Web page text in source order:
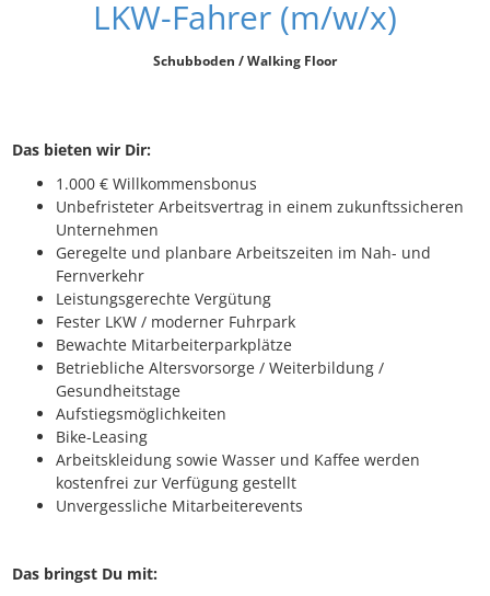
LKW-Fahrer (m/w/x)
Schubboden / Walking Floor
Das bieten wir Dir:
1.000 € Willkommensbonus
Unbefristeter Arbeitsvertrag in einem zukunftssicheren
Unternehmen
Geregelte und planbare Arbeitszeiten im Nah- und
Fernverkehr
Leistungsgerechte Vergütung
Fester LKW / moderner Fuhrpark
Bewachte Mitarbeiterparkplätze
Betriebliche Altersvorsorge / Weiterbildung /
Gesundheitstage
Aufstiegsmöglichkeiten
Bike-Leasing
Arbeitskleidung sowie Wasser und Kaffee werden
kostenfrei zur Verfügung gestellt
Unvergessliche Mitarbeiterevents
Das bringst Du mit: